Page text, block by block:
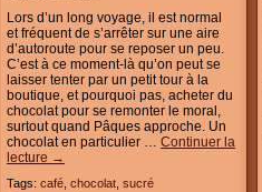
Lors d’un long voyage, il est normal
et fréquent de s’arrêter sur une aire
d’autoroute pour se reposer un peu.
C’est à ce moment-là qu’on peut se
laisser tenter par un petit tour à la
boutique, et pourquoi pas, acheter du
chocolat pour se remonter le moral,
surtout quand Pâques approche. Un
chocolat en particulier … Continuer la
lecture →
Tags: café chocolat sucré